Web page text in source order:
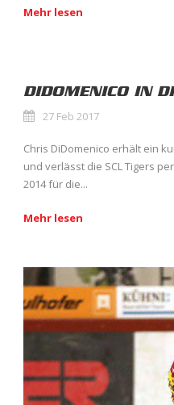
Mehr lesen
DIDOMENICO IN
27 Feb 2017
Chris DiDomenico erhält ein
und verlässt die SCL Tigers
2014 für die...
Mehr lesen